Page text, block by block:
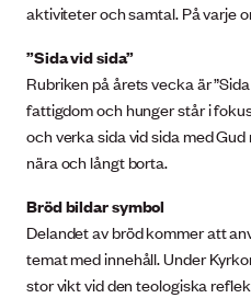
aktiviteter och samtal. På varje
”Sida vid sida”
Rubriken på årets vecka är
fattigdom och hunger står i
och verka sida vid sida med
nära och långt borta.
Bröd bildar symbol
Delandet av bröd kommer att
temat med innehåll. Under
stor vikt vid den teologiska